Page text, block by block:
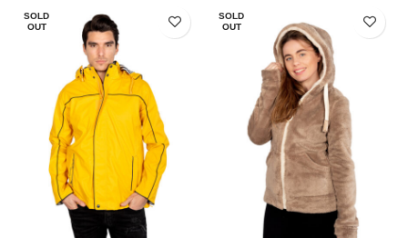
SOLD
OUT
SOLD
OUT